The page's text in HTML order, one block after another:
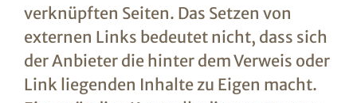
verknüpften Seiten. Das Setzen von
externen Links bedeutet nicht, dass sich
der Anbieter die hinter dem Verweis oder
Link liegenden Inhalte zu Eigen macht.